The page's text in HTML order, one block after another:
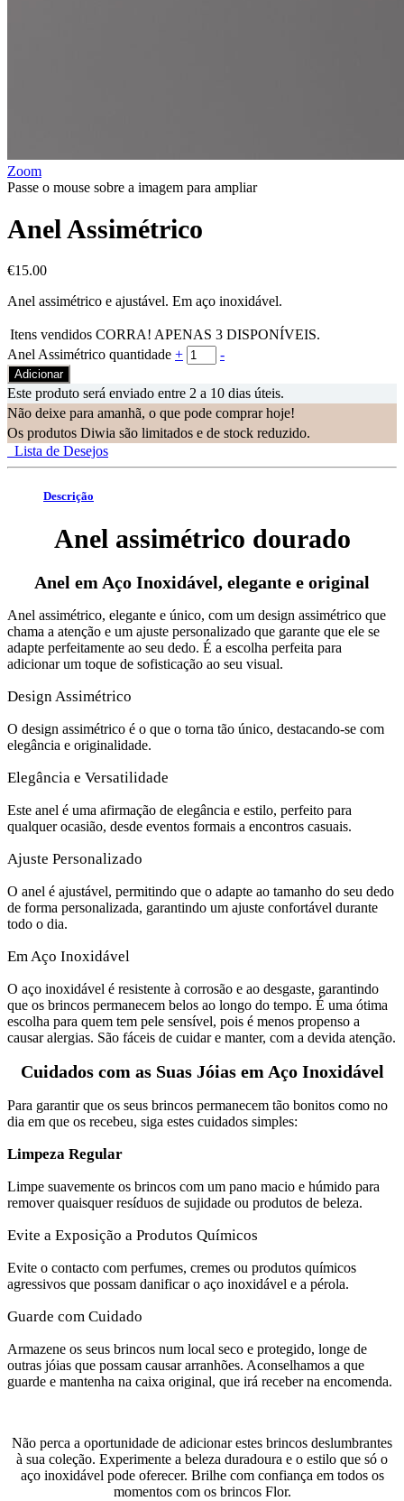
Zoom
Passe o mouse sobre a imagem para ampliar
Anel Assimétrico
€15.00
Anel assimétrico e ajustável. Em aço inoxidável.
Itens vendidos CORRA! APENAS 3 DISPONÍVEIS.
Anel Assimétrico quantidade + -
Adicionar
Este produto será enviado entre 2 a 10 dias úteis.
Não deixe para amanhã, o que pode comprar hoje!
Os produtos Diwia são limitados e de stock reduzido.
Lista de Desejos
Descrição
Anel assimétrico dourado
Anel em Aço Inoxidável, elegante e original
Anel assimétrico, elegante e único, com um design assimétrico que
chama a atenção e um ajuste personalizado que garante que ele se
adapte perfeitamente ao seu dedo. É a escolha perfeita para
adicionar um toque de sofisticação ao seu visual.
Design Assimétrico
O design assimétrico é o que o torna tão único, destacando-se com
elegância e originalidade.
Elegância e Versatilidade
Este anel é uma afirmação de elegância e estilo, perfeito para
qualquer ocasião, desde eventos formais a encontros casuais.
Ajuste Personalizado
O anel é ajustável, permitindo que o adapte ao tamanho do seu dedo
de forma personalizada, garantindo um ajuste confortável durante
todo o dia.
Em Aço Inoxidável
O aço inoxidável é resistente à corrosão e ao desgaste, garantindo
que os brincos permanecem belos ao longo do tempo. É uma ótima
escolha para quem tem pele sensível, pois é menos propenso a
causar alergias. São fáceis de cuidar e manter, com a devida atenção.
Cuidados com as Suas Jóias em Aço Inoxidável
Para garantir que os seus brincos permanecem tão bonitos como no
dia em que os recebeu, siga estes cuidados simples:
Limpeza Regular
Limpe suavemente os brincos com um pano macio e húmido para
remover quaisquer resíduos de sujidade ou produtos de beleza.
Evite a Exposição a Produtos Químicos
Evite o contacto com perfumes, cremes ou produtos químicos
agressivos que possam danificar o aço inoxidável e a pérola.
Guarde com Cuidado
Armazene os seus brincos num local seco e protegido, longe de
outras jóias que possam causar arranhões. Aconselhamos a que
guarde e mantenha na caixa original, que irá receber na encomenda.
Não perca a oportunidade de adicionar estes brincos deslumbrantes
à sua coleção. Experimente a beleza duradoura e o estilo que só o
aço inoxidável pode oferecer. Brilhe com confiança em todos os
momentos com os brincos Flor.